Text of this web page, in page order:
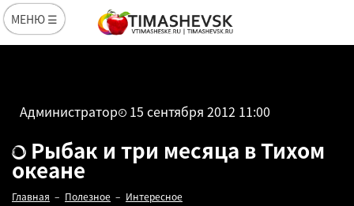
МЕНЮ ☰
Администратор 15 сентября 2012 11:00
Рыбак и три месяца в Тихом
океане
Главная Полезное
Интересное